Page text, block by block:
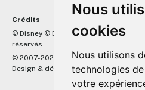
Nous
cookies
Nous utilisons
technologies
votre
Crédits
© Disney © Disney/Pixar © &™
réservés.
© 2007-2026 DisneyPixar.fr
Design & développement :